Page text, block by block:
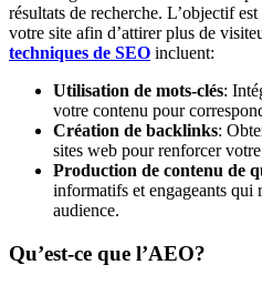
résultats de recherche. L’objectif
votre site afin d’attirer plus de
techniques de SEO incluent:
Utilisation de mots-clés:
votre contenu pour
Création de backlinks:
sites web pour renforcer
Production de contenu de
informatifs et engageants qui
audience.
Qu’est-ce que l’AEO?